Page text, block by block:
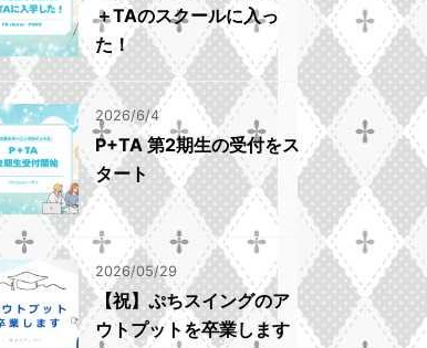
＋TAのスクールに入っ
た！
2026/6/4
P+TA 第2期生の受付をス
タート
2026/05/29
【祝】ぷちスイングのア
ウトプットを卒業します